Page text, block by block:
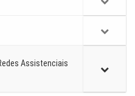
Assistenciais